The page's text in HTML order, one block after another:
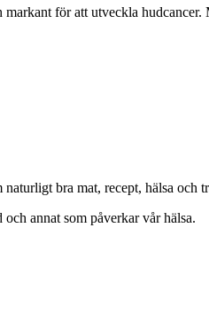
för att utveckla
bra mat, recept, hälsa och
annat som påverkar vår hälsa.